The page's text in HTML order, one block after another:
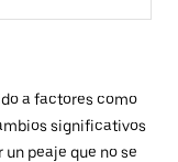
a factores como
significativos
peaje que no se